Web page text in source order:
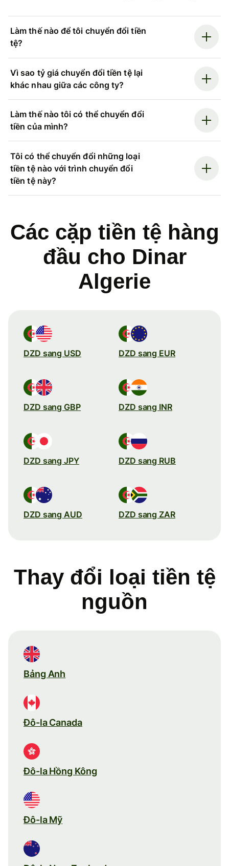
Làm thế nào để tôi chuyển đổi tiền
tệ?
Vì sao tỷ giá chuyển đổi tiền tệ lại
khác nhau giữa các công ty?
Làm thế nào tôi có thể chuyển đổi
tiền của mình?
Tôi có thể chuyển đổi những loại
tiền tệ nào với trình chuyển đổi
tiền tệ này?
Các cặp tiền tệ hàng
đầu cho Dinar
Algerie
DZD sang USD DZD sang EUR
DZD sang GBP DZD sang INR
DZD sang JPY DZD sang RUB
DZD sang AUD DZD sang ZAR
Thay đổi loại tiền tệ
nguồn
Bảng Anh
Đô-la Canada
Đô-la Hồng Kông
Đô-la Mỹ